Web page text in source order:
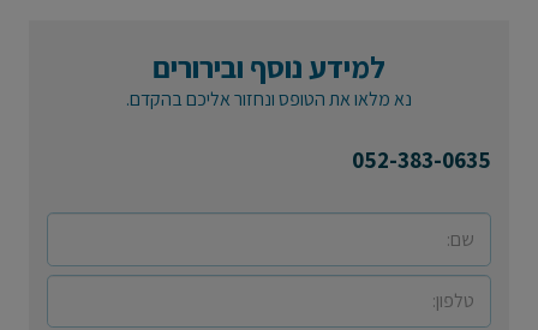
למידע נוסף ובירורים
נא מלאו את הטופס ונחזור אליכם בהקדם.
052-383-0635